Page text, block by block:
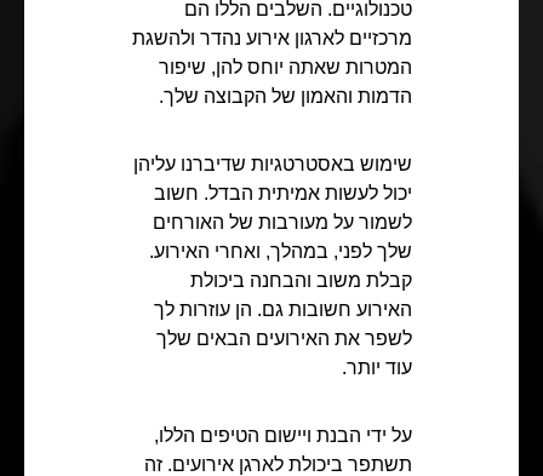
טכנולוגיים. השלבים הללו הם
מרכזיים לארגון אירוע נהדר ולהשגת
המטרות שאתה יוחס להן, שיפור
הדמות והאמון של הקבוצה שלך.
שימוש באסטרטגיות שדיברנו עליהן
יכול לעשות אמיתית הבדל. חשוב
לשמור על מעורבות של האורחים
שלך לפני, במהלך, ואחרי האירוע.
קבלת משוב והבחנה ביכולת
האירוע חשובות גם. הן עוזרות לך
לשפר את האירועים הבאים שלך
עוד יותר.
על ידי הבנת ויישום הטיפים הללו,
תשתפר ביכולת לארגן אירועים. זה